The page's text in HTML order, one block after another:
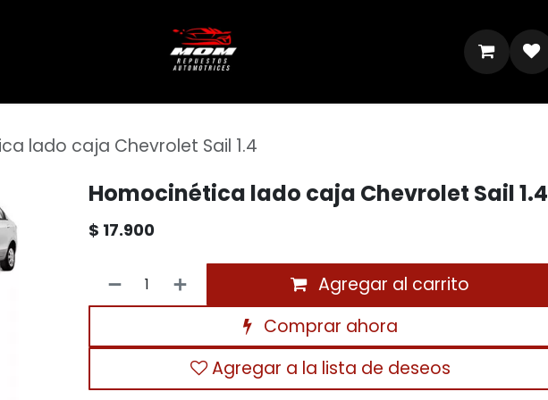
lado caja Chevrolet Sail 1.4
Homocinética lado caja Chevrolet Sail 1.4
$ 17.900
Agregar al carrito
Comprar ahora
Agregar a la lista de deseos